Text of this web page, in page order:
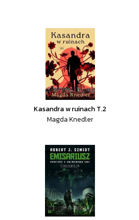
Kasandra w ruinach T.2
Magda Knedler